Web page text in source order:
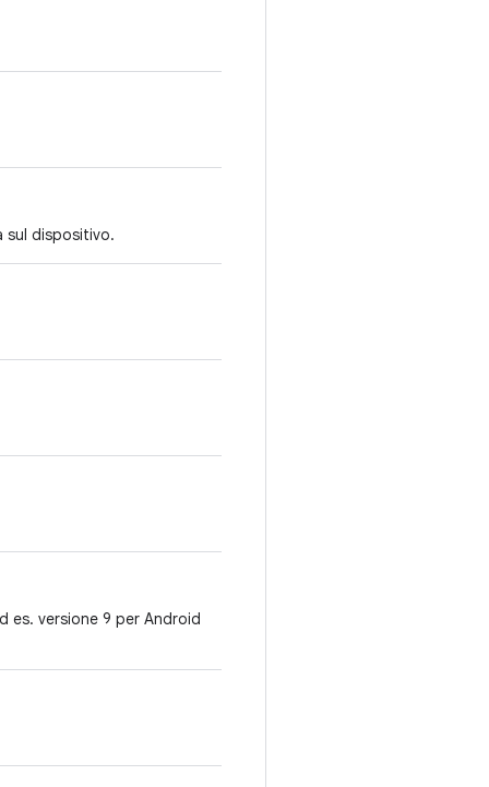
sul dispositivo.
es. versione 9 per Android